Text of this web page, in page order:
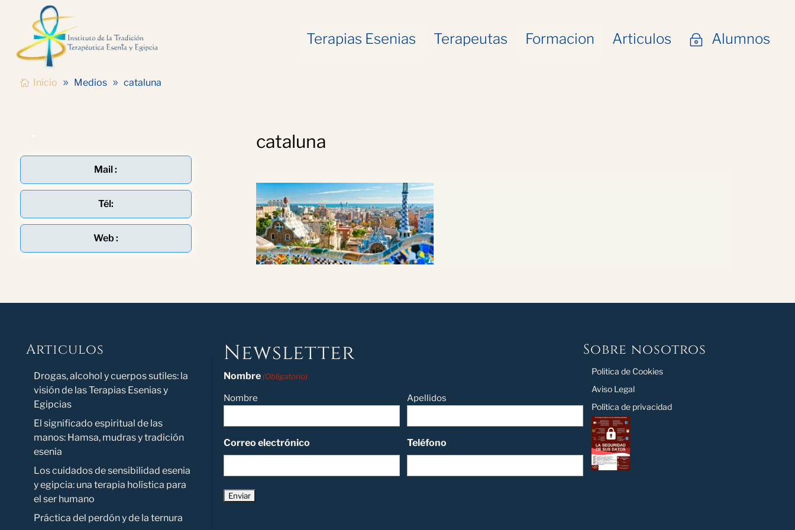
Terapias Esenias Terapeutas Formacion Articulos ~ Alumnos
Inicio Medios cataluna
Mail :
Tél:
Web :
cataluna
Articulos
Novedad
Drogas, alcohol y cuerpos sutiles: la
visión de las Terapias Esenias y
Egipcias
El significado espiritual de las
manos: Hamsa, mudras y tradición
esenia
Los cuidados de sensibilidad esenia
y egipcia: una terapia holística para
el ser humano
Práctica del perdón y de la ternura
Newsletter
Nombre (Obligatorio)
Nombre Apellidos
Correo electrónico Teléfono
Sobre nosotros
Politica de Cookies
Aviso Legal
Política de privacidad